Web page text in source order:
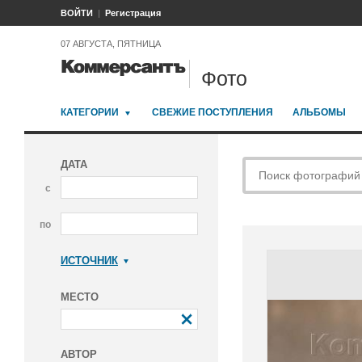
ВОЙТИ Регистрация
07 АВГУСТА, ПЯТНИЦА
Фото
КАТЕГОРИИ СВЕЖИЕ ПОСТУПЛЕНИЯ АЛЬБОМЫ
ДАТА
с
по
ИСТОЧНИК
МЕСТО
АВТОР